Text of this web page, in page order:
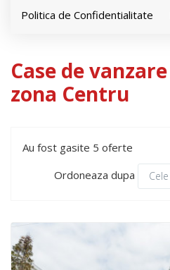
Politica de Confidentialitate
Case
Case de
zona Centru
Au fost gasite 5 oferte
Ordoneaza dupa